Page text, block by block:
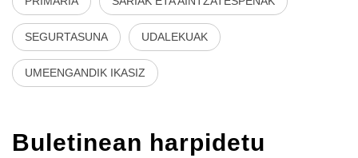
SEGURTASUNA UDALEKUAK
UMEENGANDIK IKASIZ
Buletinean harpidetu